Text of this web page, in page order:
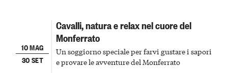
10 MAG
30 SET
Cavalli, natura e relax nel cuore del
Monferrato
Un soggiorno speciale per farvi gustare i sapori
e provare le avventure del Monferrato